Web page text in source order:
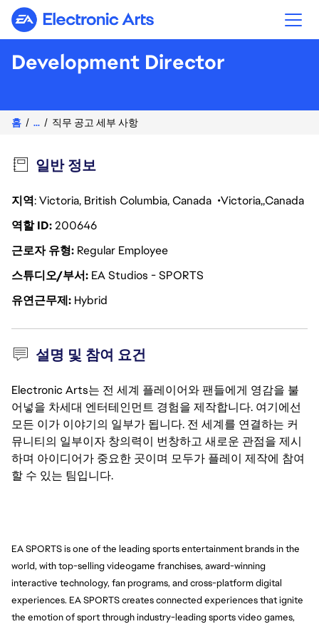
Electronic Arts
Development Director
홈 ... 직무 공고 세부 사항
일반 정보
지역: Victoria, British Columbia, Canada Victoria Canada
역할 ID200646
근로자 유형 Regular Employee
스튜디오/부서 EA Studios - SPORTS
유연근무제 Hybrid
설명 및 참여 요건
Electronic Arts는 전 세계 플레이어와 팬들에게 영감을 불
어넣을 차세대 엔터테인먼트 경험을 제작합니다. 여기에선
모든 이가 이야기의 일부가 됩니다. 전 세계를 연결하는 커
뮤니티의 일부이자 창의력이 번창하고 새로운 관점을 제시
하며 아이디어가 중요한 곳이며 모두가 플레이 제작에 참여
할 수 있는 팀입니다.
EA SPORTS is one of the leading sports entertainment brands in the
world, with top-selling videogame franchises, award-winning
interactive technology, fan programs, and cross-platform digital
experiences. EA SPORTS creates connected experiences that ignite
the emotion of sport through industry-leading sports video games,